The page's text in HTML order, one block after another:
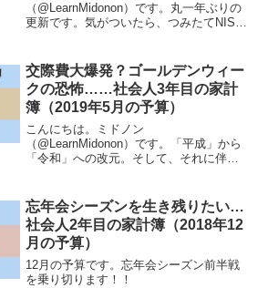
（@LearnMidonon）です。丸一年ぶりの
更新です。気がついたら、つみたてNISA
金上限が上がったり、退職金控除まわり
の制度に変更があっ...
交際費大爆発？ゴールデンウィー
クの恐怖……社会人3年目の家計
簿（2019年5月の予算）
こんにちは。ミドノン
（@LearnMidonon）です。「平成」から
「令和」への改元。そして、それに伴う
り、イベント三昧など人それぞれですよ
ね。私は実家に帰省していま...
忘年会シーズンを生き残りたい…
社会人2年目の家計簿（2018年12
月の予算）
12月の予算です。忘年会シーズン前半戦
を乗り切ります！！